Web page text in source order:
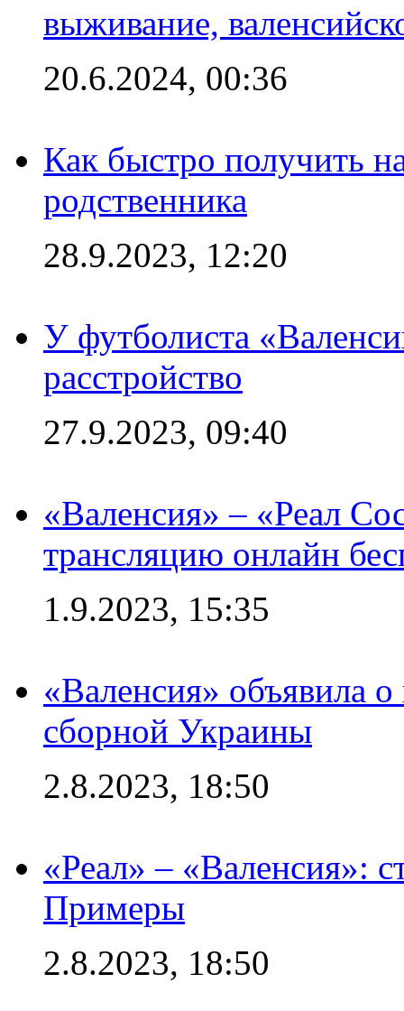
выживание,
20.6.2024, 00:36
Как быстро получить
родственника
28.9.2023, 12:20
У футболиста
расстройство
27.9.2023, 09:40
«Валенсия» – «Реал
трансляцию онлайн
1.9.2023, 15:35
«Валенсия» объявила
сборной Украины
2.8.2023, 18:50
«Реал» – «Валенсия»:
Примеры
2.8.2023, 18:50